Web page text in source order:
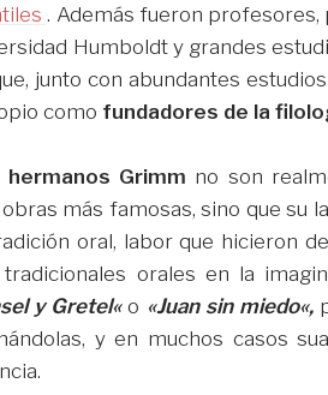
. Además fueron
Humboldt y grandes
junto con abundantes
como fundadores de la
hermanos Grimm no son
más famosas, sino que su
oral, labor que hicieron
orales en la
y Gretel«o «Juan sin miedo«,
y en muchos casos